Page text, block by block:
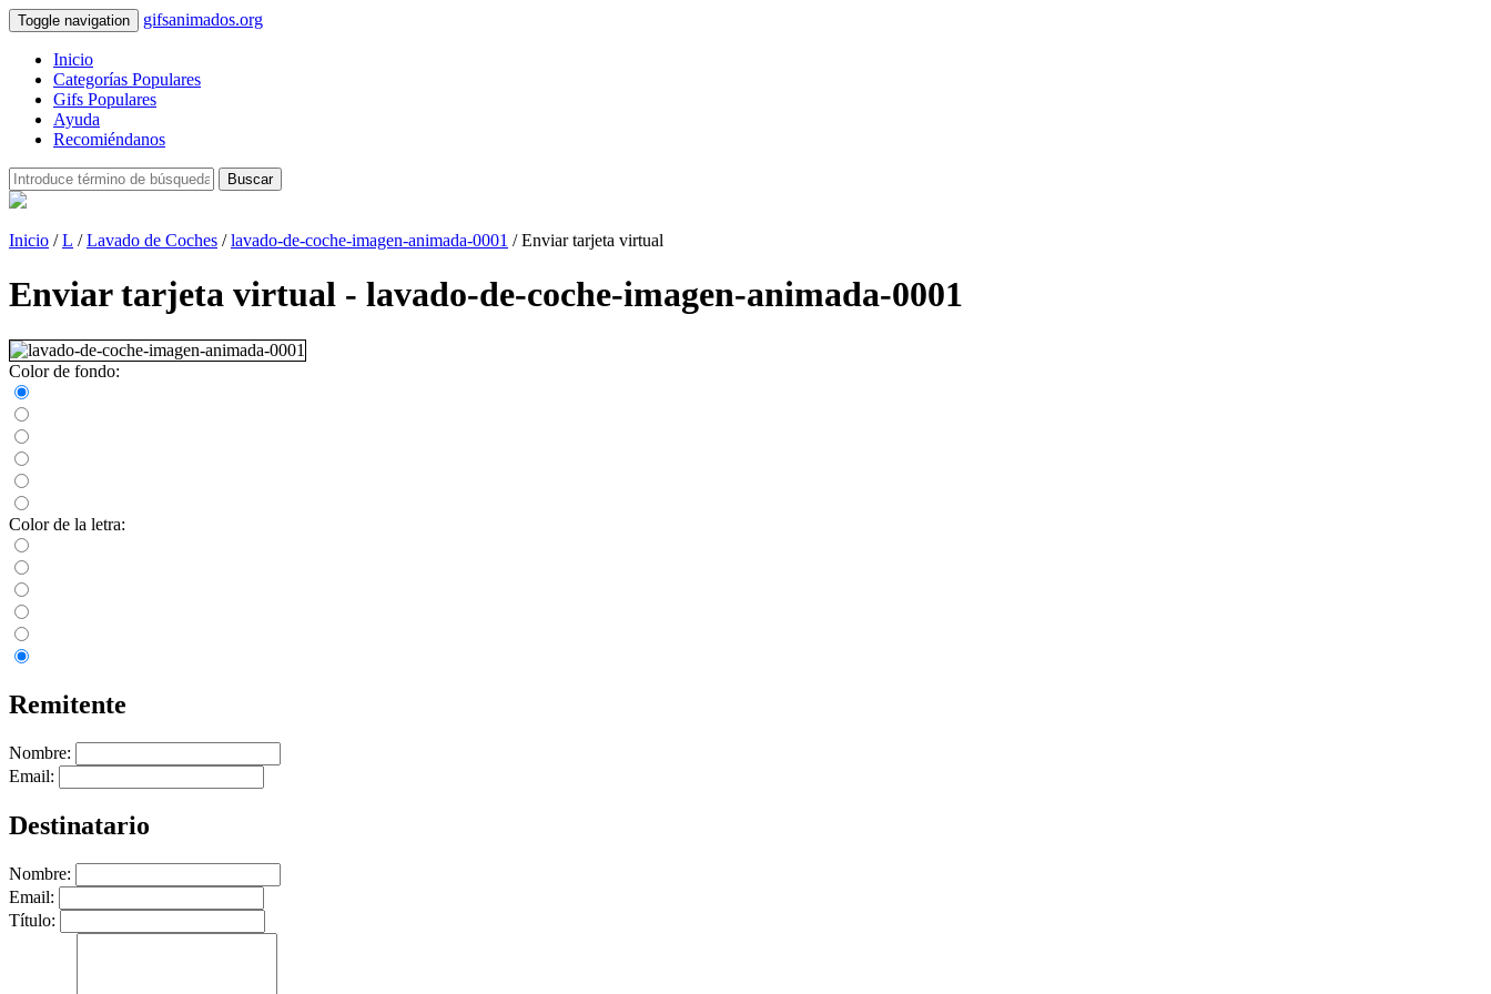
Toggle navigation gifsanimados.org
Inicio
Categorías Populares
Gifs Populares
Ayuda
Recomiéndanos
Buscar
Inicio /L /Lavado de Coches /lavado-de-coche-imagen-animada-0001 / Enviar tarjeta virtual
Enviar tarjeta virtual - lavado-de-coche-imagen-animada-0001
Color de fondo:
Color de la letra:
Remitente
Nombre:
Email:
Destinatario
Nombre:
Email:
Título: